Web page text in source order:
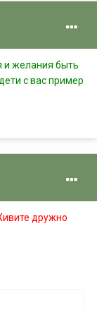
и желания быть
с вас пример
дружно